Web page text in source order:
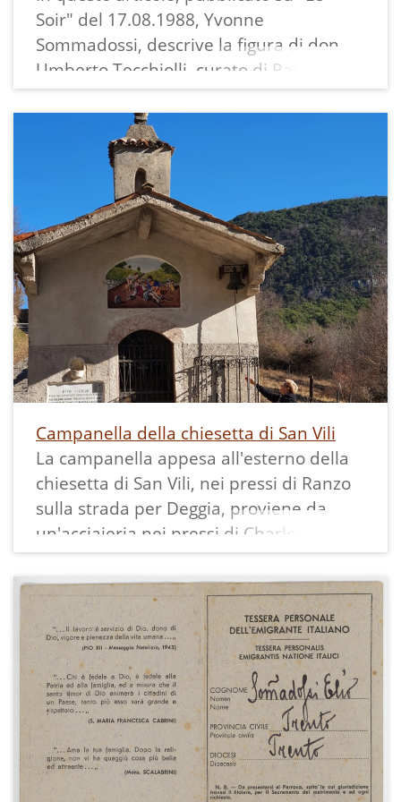
Soir" del 17.08.1988, Yvonne
Sommadossi, descrive la figura di don
Umberto Tecchiolli, curato di Ranzo dal
1955 al 1965, del quale evidentemente
in famiglia si era parlato tanto.
TRADUZIONE:
Le Soir - 17 agosto 1988
L'altro discorso della montagna
In un momento in cui i rapporti tra
Roma ed Ecône sono tesi, in cui
modernismo e fondamentalismo si
scontrano nell'arena della Chiesa con
scismi e ostracismi, bolle papali e lettere
pastorali raccomandate, diffide e
dimissioni... In un momento, insomma,
in cui infuria la disputa tra i difensori del
canto gregoriano e i fautori dell'organo
elettrico, mi torna in mente... il ricordo,
l'immagine di un ecclesiastico piuttosto
l'arcivescovo Lefebvre sarebbe sembrato
un pericoloso progressista, persino un
diabolico leader del più sfrenato
anticonformismo!
Mi riferisco a Padre Tecchioli.
Don Tecchioli, che per quasi mezzo
secolo, fino alla sua morte nel 1965, fu
parroco di Ranzo, un piccolo villaggio di
montagna a nord del Lago di Garda. Le
Campanella della chiesetta di San Vili
La campanella appesa all'esterno della
chiesetta di San Vili, nei pressi di Ranzo
sulla strada per Deggia, proviene da
un'acciaieria nei pressi di Charleroi in
Belgio.
Vi lavorava Nerio Zanotto, marito di Irma
Sommadossi, emigrata di Ranzo.
Quando vennero sostituiti i vecchi
sistemi di segnalazione pericoli
dell'acciaieria, verso i primi anni '70 del
novecento, la campanella venne
dismessa.
Lui la recuperò, la portò a Ranzo e la
installò sulla cappella di San Vigilio,